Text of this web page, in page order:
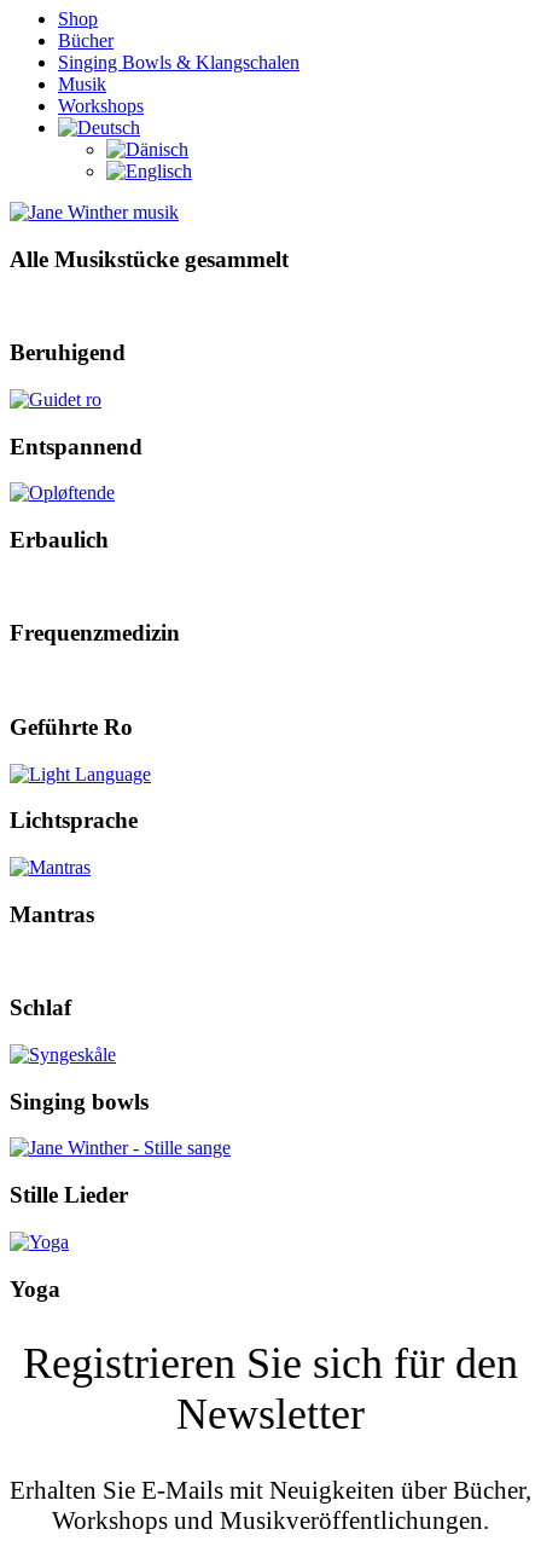
Shop
Bücher
Singing Bowls & Klangschalen
Musik
Workshops
Alle Musikstücke gesammelt
Beruhigend
Entspannend
Erbaulich
Frequenzmedizin
Geführte Ro
Lichtsprache
Mantras
Schlaf
Singing bowls
Stille Lieder
Yoga
Registrieren Sie sich für den
Newsletter
Erhalten Sie E-Mails mit Neuigkeiten über Bücher,
Workshops und Musikveröffentlichungen.